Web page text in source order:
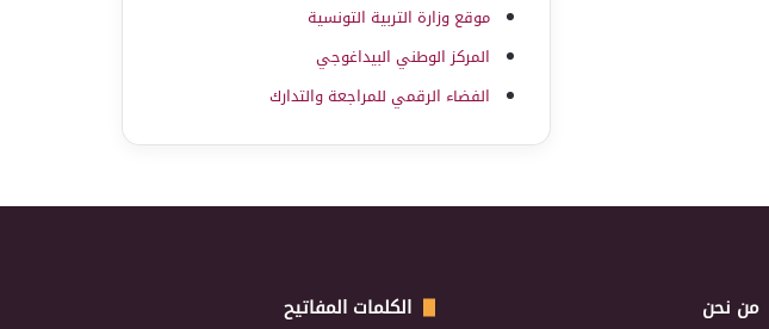
موقع وزارة التربية التونسية
المركز الوطني البيداغوجي
الفضاء الرقمي للمراجعة والتدارك
من نحن الكلمات المفاتيح